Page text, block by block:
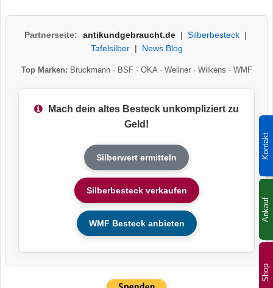
Shop
Kontakt
Ankauf
Partnerseite: antikundgebraucht.de| Silberbesteck|
Tafelsilber| News Blog
Top Marken: Bruckmann· BSF· OKA· Wellner· Wilkens · WMF
Mach dein altes Besteck unkompliziert zu
Geld!
Silberwert ermitteln
Silberbesteck verkaufen
WMF Besteck anbieten